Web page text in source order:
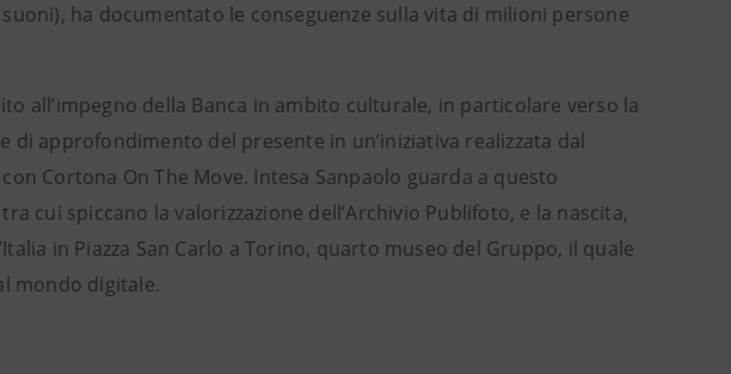
ha documentato le conseguenze sulla vita di milioni persone
all’impegno della Banca in ambito culturale, in particolare verso la
approfondimento del presente in un’iniziativa realizzata dal
Cortona On The Move. Intesa Sanpaolo guarda a questo
cui spiccano la valorizzazione dell’Archivio Publifoto, e la nascita,
in Piazza San Carlo a Torino, quarto museo del Gruppo, il quale
mondo digitale.